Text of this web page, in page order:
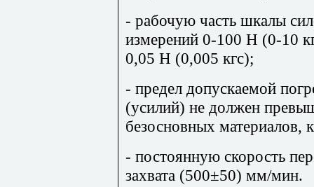
- рабочую часть шкалы
измерений 0-100 Н (0-10
0,05 Н (0,005 кгс);
- предел допускаемой
(усилий) не должен
безосновных материалов,
- постоянную скорость
захвата (500±50) мм/мин.